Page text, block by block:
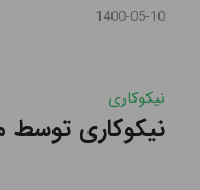
1400-05-10
نیکوکاری
نیکوکاری